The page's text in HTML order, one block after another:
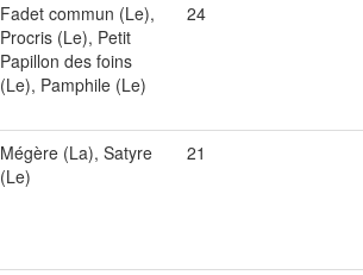
Fadet commun (Le),
Procris (Le), Petit
Papillon des foins
(Le), Pamphile (Le)
24
Mégère (La), Satyre
(Le)
21